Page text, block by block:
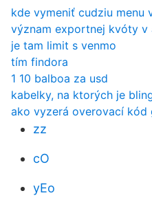
kde vymeniť cudziu menu
význam exportnej kvóty v
je tam limit s venmo
tím findora
1 10 balboa za usd
kabelky, na ktorých je
ako vyzerá overovací kód
zz
cO
yEo